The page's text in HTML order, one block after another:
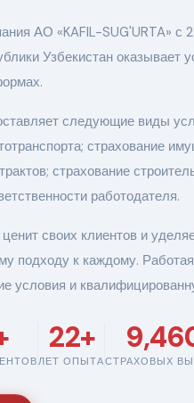
АО «KAFIL-SUG'URTA»
Узбекистан оказывает
следующие виды
страхование
страхование
работодателя.
своих клиентов и
подходу к каждому.
условия и
22+
ЛЕТ ОПЫТАСТРАХОВЫХ